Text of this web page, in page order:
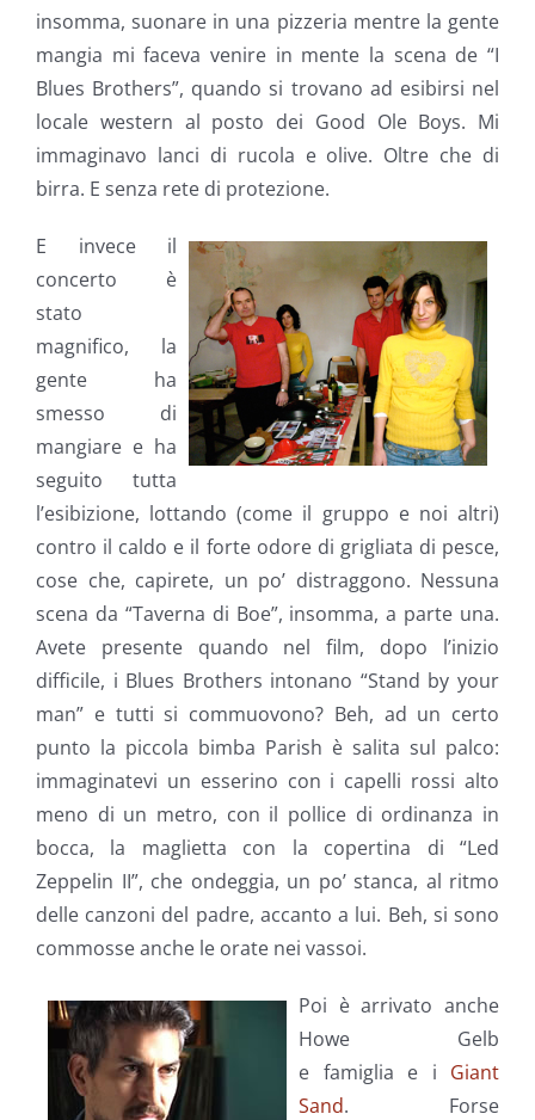
insomma, suonare in una pizzeria mentre la gente
mangia mi faceva venire in mente la scena de “I
Blues Brothers”, quando si trovano ad esibirsi nel
locale western al posto dei Good Ole Boys. Mi
immaginavo lanci di rucola e olive. Oltre che di
birra. E senza rete di protezione.
E invece il
concerto è
stato
magnifico, la
gente ha
smesso di
mangiare e ha
seguito tutta
l’esibizione, lottando (come il gruppo e noi altri)
contro il caldo e il forte odore di grigliata di pesce,
cose che, capirete, un po’ distraggono. Nessuna
scena da “Taverna di Boe”, insomma, a parte una.
Avete presente quando nel film, dopo l’inizio
difficile, i Blues Brothers intonano “Stand by your
man” e tutti si commuovono? Beh, ad un certo
punto la piccola bimba Parish è salita sul palco:
immaginatevi un esserino con i capelli rossi alto
meno di un metro, con il pollice di ordinanza in
bocca, la maglietta con la copertina di “Led
Zeppelin II”, che ondeggia, un po’ stanca, al ritmo
delle canzoni del padre, accanto a lui. Beh, si sono
commosse anche le orate nei vassoi.
Poi è arrivato anche
Howe Gelb
e famiglia e i Giant
Sand. Forse